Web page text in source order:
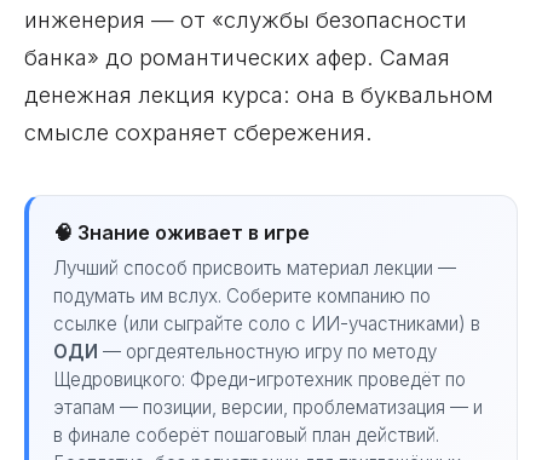
инженерия — от «службы безопасности
банка» до романтических афер. Самая
денежная лекция курса: она в буквальном
смысле сохраняет сбережения.
🧠 Знание оживает в игре
Лучший способ присвоить материал лекции —
подумать им вслух. Соберите компанию по
ссылке (или сыграйте соло с ИИ-участниками) в
ОДИ — оргдеятельностную игру по методу
Щедровицкого: Фреди-игротехник проведёт по
этапам — позиции, версии, проблематизация — и
в финале соберёт пошаговый план действий.